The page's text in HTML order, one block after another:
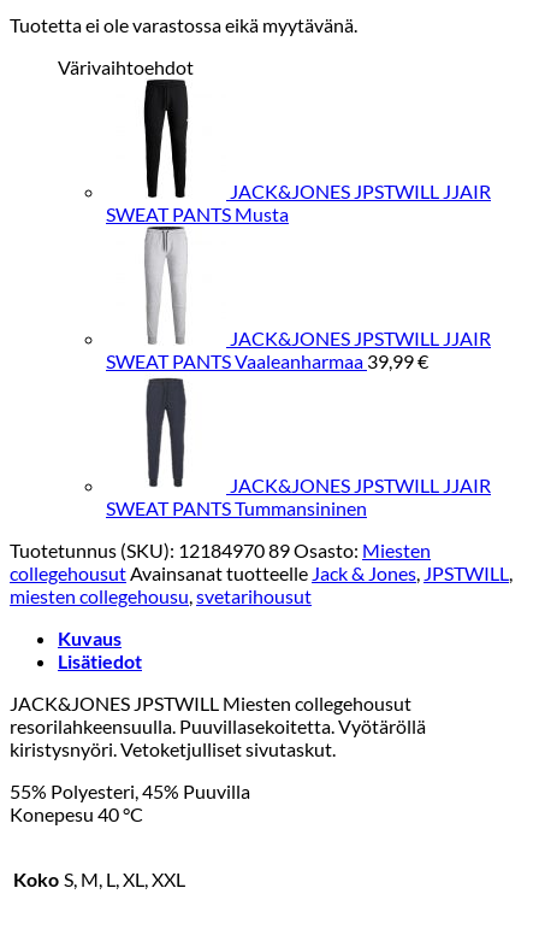
Tuotetta ei ole varastossa eikä myytävänä.
Värivaihtoehdot
JACK&JONES JPSTWILL JJAIR
SWEAT PANTS Musta
JACK&JONES JPSTWILL JJAIR
SWEAT PANTS Vaaleanharmaa 39,99€
JACK&JONES JPSTWILL JJAIR
SWEAT PANTS Tummansininen
Tuotetunnus (SKU): 12184970 89Osasto: Miesten
collegehousutAvainsanat tuotteelle Jack & Jones, JPSTWILL,
miesten collegehousu,svetarihousut
Kuvaus
Lisätiedot
JACK&JONES JPSTWILL Miesten collegehousut
resorilahkeensuulla. Puuvillasekoitetta. Vyötäröllä
kiristysnyöri. Vetoketjulliset sivutaskut.
55% Polyesteri, 45% Puuvilla
Konepesu 40 °C
Koko S, M, L, XL, XXL